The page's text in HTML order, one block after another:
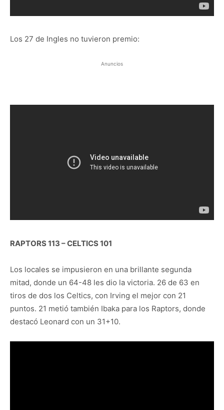
Los 27 de Ingles no tuvieron premio:
Anuncios
RAPTORS 113 – CELTICS 101
Los locales se impusieron en una brillante segunda
mitad, donde un 64-48 les dio la victoria. 26 de 63 en
tiros de dos los Celtics, con Irving el mejor con 21
puntos. 21 metió también Ibaka para los Raptors, donde
destacó Leonard con un 31+10.